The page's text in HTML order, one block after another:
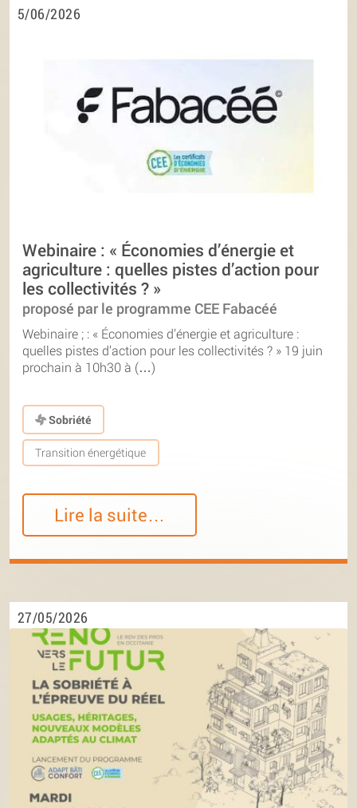
5/06/2026
Webinaire : « Économies d’énergie et
agriculture : quelles pistes d’action pour
les collectivités ? »
proposé par le programme CEE Fabacéé
Webinaire ; : « Économies d’énergie et agriculture :
quelles pistes d’action pour les collectivités ? » 19 juin
prochain à 10h30 à (…)
Sobriété
Transition énergétique
Lire la suite…
27/05/2026